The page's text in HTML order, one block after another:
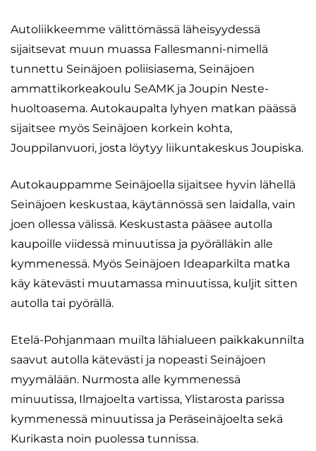
Autoliikkeemme välittömässä läheisyydessä
sijaitsevat muun muassa Fallesmanni-nimellä
tunnettu Seinäjoen poliisiasema, Seinäjoen
ammattikorkeakoulu SeAMK ja Joupin Neste-
huoltoasema. Autokaupalta lyhyen matkan päässä
sijaitsee myös Seinäjoen korkein kohta,
Jouppilanvuori, josta löytyy liikuntakeskus Joupiska.
Autokauppamme Seinäjoella sijaitsee hyvin lähellä
Seinäjoen keskustaa, käytännössä sen laidalla, vain
joen ollessa välissä. Keskustasta pääsee autolla
kaupoille viidessä minuutissa ja pyörälläkin alle
kymmenessä. Myös Seinäjoen Ideaparkilta matka
käy kätevästi muutamassa minuutissa, kuljit sitten
autolla tai pyörällä.
Etelä-Pohjanmaan muilta lähialueen paikkakunnilta
saavut autolla kätevästi ja nopeasti Seinäjoen
myymälään. Nurmosta alle kymmenessä
minuutissa, Ilmajoelta vartissa, Ylistarosta parissa
kymmenessä minuutissa ja Peräseinäjoelta sekä
Kurikasta noin puolessa tunnissa.